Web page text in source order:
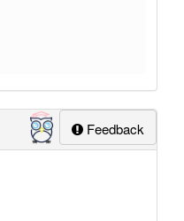
Feedback